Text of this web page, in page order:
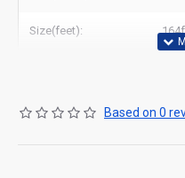
Size(feet):
Based on 0